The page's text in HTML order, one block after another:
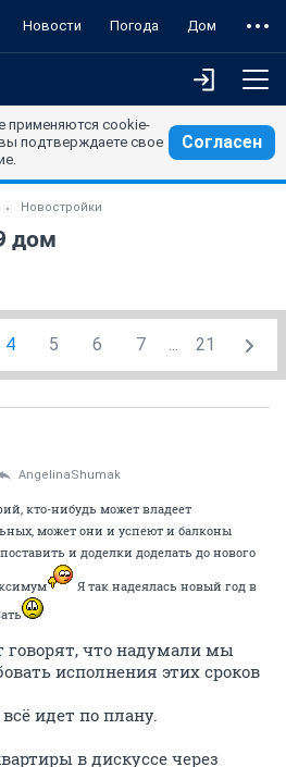
Новости Погода Дом
применяются cookie-
подтверждаете свое
Согласен
Новостройки
дом
4 5 6 7 ... 21
AngelinaShumak
кто-нибудь может владеет
может они и успеют и балконы
и доделки доделать до нового
Я так надеялась новый год в
говорят, что надумали мы
исполнения этих сроков
идет по плану.
в дискуссе через